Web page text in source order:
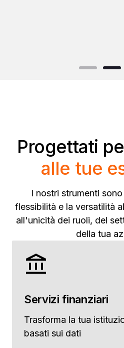
Progettati
alle tue
I nostri strumenti
flessibilità e la versatilità
all'unicità dei ruoli, del
della tua
Servizi finanziari
Trasforma la tua
basati sui dati